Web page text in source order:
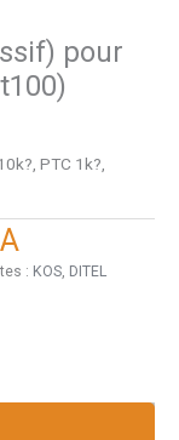
pour
PTC 1k?,
: KOS DITEL